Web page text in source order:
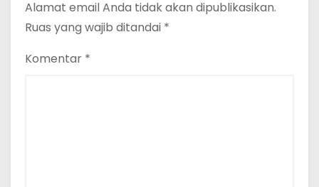
Alamat email Anda tidak akan dipublikasikan.
Ruas yang wajib ditandai *
Komentar *